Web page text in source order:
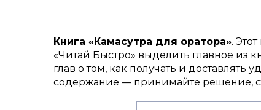
Книга «Камасутра для оратора».
«Читай Быстро» выделить главное из
глав о том, как получать и доставлять
содержание — принимайте решение,